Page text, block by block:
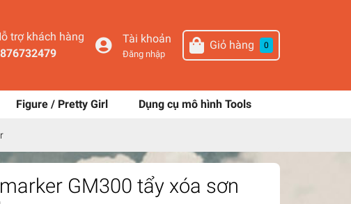
trợ khách hàng
Tài khoản
Đăng nhập
Giỏ hàng 0
Figure / Pretty Girl Dụng cụ mô hình Tools
GM300 tẩy xóa sơn